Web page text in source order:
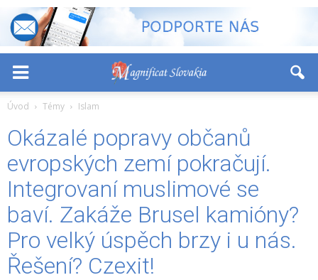
Úvod Témy Islam
Okázalé popravy občanů
evropských zemí pokračují.
Integrovaní muslimové se
baví. Zakáže Brusel kamióny?
Pro velký úspěch brzy i u nás.
Řešení? Czexit!
+